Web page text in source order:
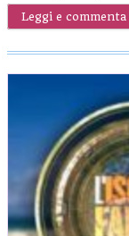
Leggi e commenta